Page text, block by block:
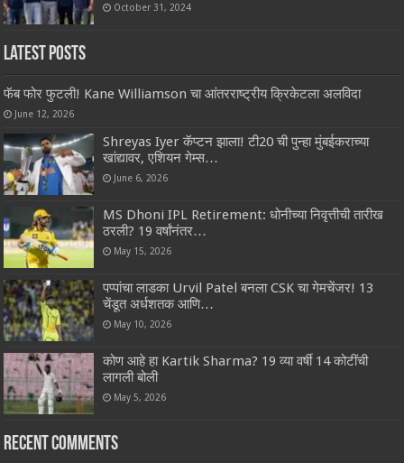
October 31, 2024
Latest Posts
फॅब फोर फुटली! Kane Williamson चा आंतरराष्ट्रीय क्रिकेटला अलविदा
June 12, 2026
Shreyas Iyer कॅप्टन झाला! टी20 ची पुन्हा मुंबईकराच्या
खांद्यावर, एशियन गेम्स…
June 6, 2026
MS Dhoni IPL Retirement: धोनीच्या निवृत्तीची तारीख
ठरली? 19 वर्षांनंतर…
May 15, 2026
पप्पांचा लाडका Urvil Patel बनला CSK चा गेमचेंजर! 13
चेंडूत अर्धशतक आणि…
May 10, 2026
कोण आहे हा Kartik Sharma? 19 व्या वर्षी 14 कोटींची
लागली बोली
May 5, 2026
Recent Comments